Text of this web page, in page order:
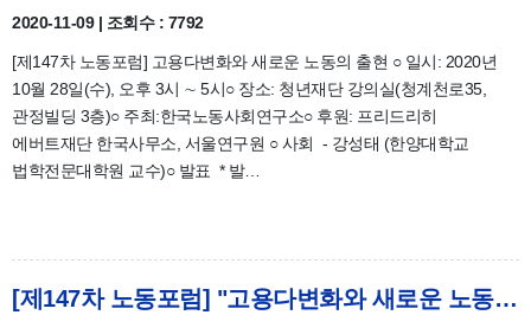
2020-11-09 | 조회수 : 7792
[제147차 노동포럼] 고용다변화와 새로운 노동의 출현 ○ 일시: 2020년
10월 28일(수), 오후 3시 ∼ 5시○ 장소: 청년재단 강의실(청계천로35,
관정빌딩 3층)○ 주최:한국노동사회연구소○ 후원: 프리드리히
에버트재단 한국사무소, 서울연구원 ○ 사회 - 강성태 (한양대학교
법학전문대학원 교수)○ 발표 * 발…
[제147차 노동포럼] "고용다변화와 새로운 노동의 출현" 자료집_토론문 4편